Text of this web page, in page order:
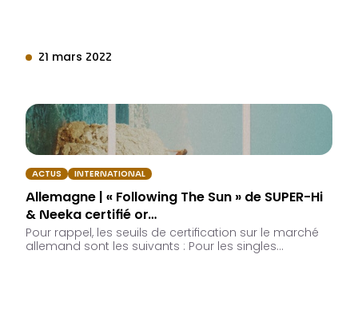
21 mars 2022
ACTUS INTERNATIONAL
Allemagne | « Following The Sun » de SUPER-Hi
& Neeka certifié or…
Pour rappel, les seuils de certification sur le marché
allemand sont les suivants : Pour les singles…